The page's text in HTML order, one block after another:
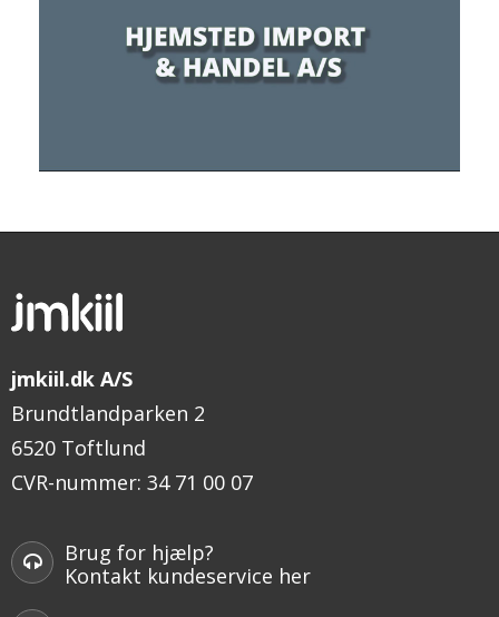
jmkiil.dk A/S
Brundtlandparken 2
6520 Toftlund
CVR-nummer: 34 71 00 07
Brug for hjælp?
Kontakt kundeservice her